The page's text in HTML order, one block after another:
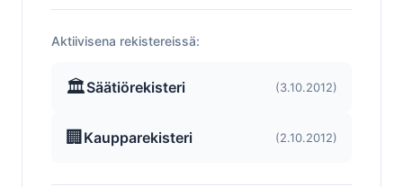
Aktiivisena rekistereissä:
🏛️Säätiörekisteri (3.10.2012)
🏢 Kaupparekisteri (2.10.2012)